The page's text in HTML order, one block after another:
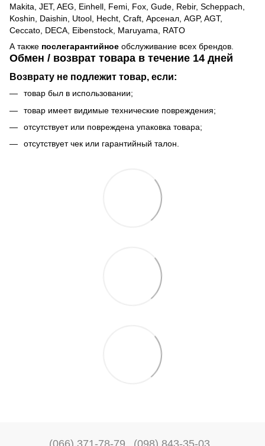
Makita, JET, AEG, Einhell, Femi, Fox, Gude, Rebir, Scheppach,
Koshin, Daishin, Utool, Hecht, Craft, Арсенал, AGP, AGT,
Ceccato, DECA, Eibenstock, Maruyama, RATO
А также послегарантийное обслуживание всех брендов.
Обмен / возврат товара в течение 14 дней
Возврату не подлежит товар, если:
товар был в использовании;
товар имеет видимые технические повреждения;
отсутствует или повреждена упаковка товара;
отсутствует чек или гарантийный талон.